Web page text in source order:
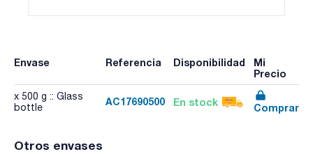
Envase Referencia Disponibilidad
Mi
Precio
x 500 g :: Glass
bottle
AC17690500 En stock Comprar
Otros envases